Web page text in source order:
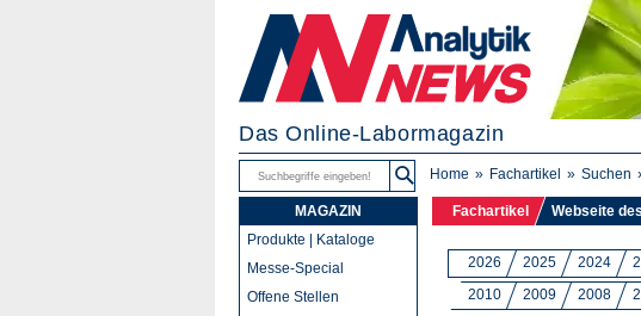
Das Online-Labormagazin
Home Fachartikel Suchen
Fachartikel Webseite
2026 2025 2024
2010
2009 2008
MAGAZIN
Produkte | Kataloge
Messe-Special
Offene Stellen